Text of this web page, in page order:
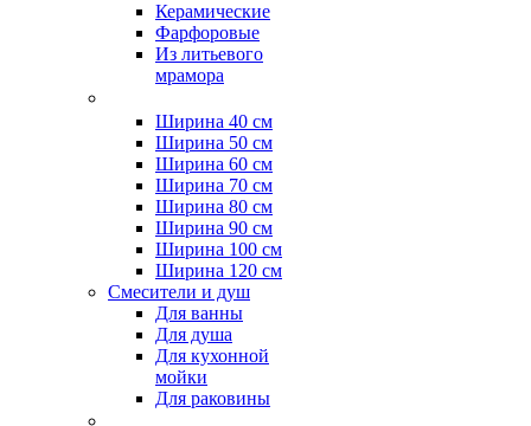
Керамические
Фарфоровые
Из литьевого
мрамора
Ширина 40 см
Ширина 50 см
Ширина 60 см
Ширина 70 см
Ширина 80 см
Ширина 90 см
Ширина 100 см
Ширина 120 см
Смесители и душ
Для ванны
Для душа
Для кухонной
мойки
Для раковины